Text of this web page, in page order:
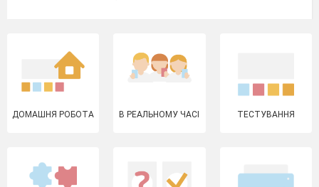
ДОМАШНЯ РОБОТА В РЕАЛЬНОМУ ЧАСІ ТЕСТУВАННЯ